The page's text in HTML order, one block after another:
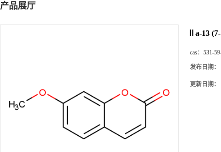
产品展厅
Ⅱa-13
cas： 531-
发布日期：
更新日期：